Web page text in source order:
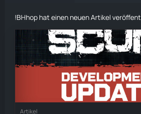
!BHhop hat einen neuen Artikel
Artikel